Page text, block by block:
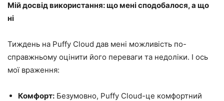
Мій досвід використання: що мені сподобалося, а що
ні
Тиждень на Puffy Cloud дав мені можливість по-
справжньому оцінити його переваги та недоліки. І ось
мої враження:
Комфорт: Безумовно, Puffy Cloud-це комфортний